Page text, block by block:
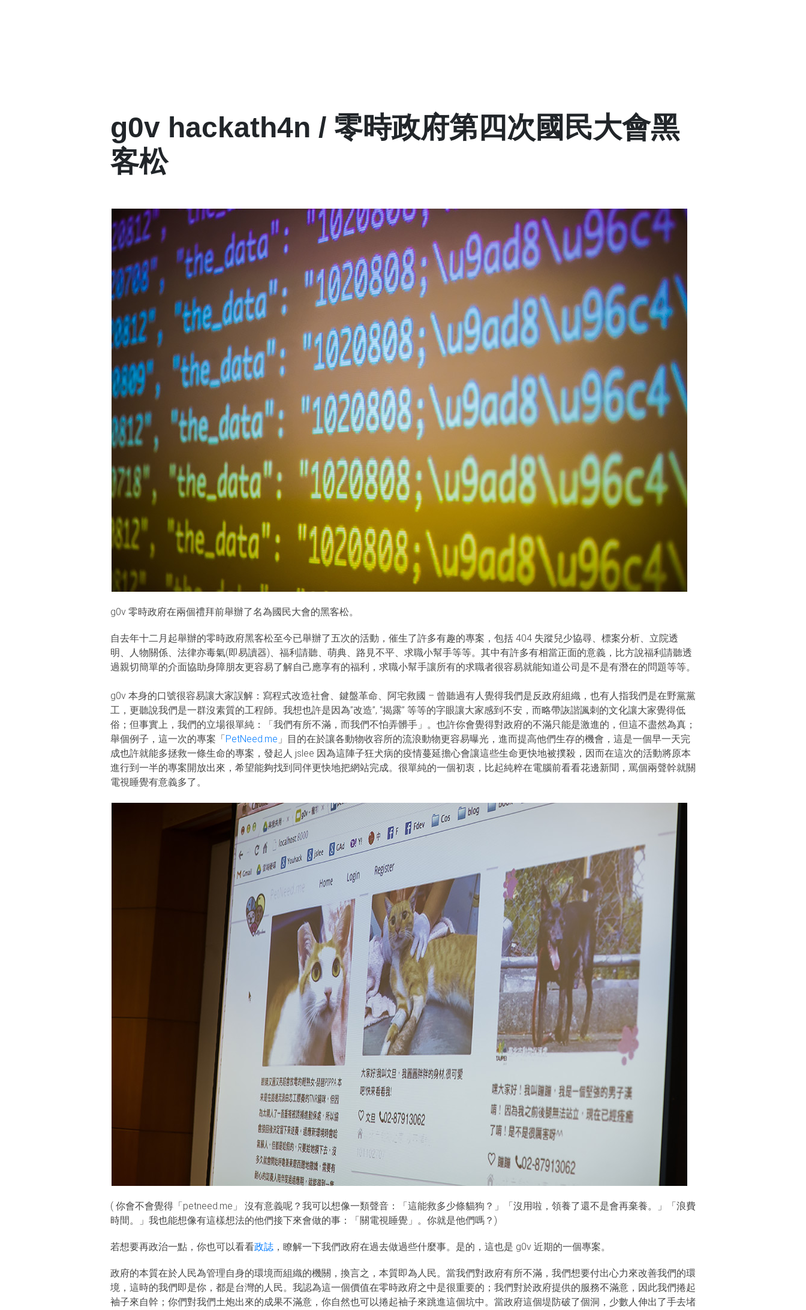
g0v hackath4n / 零時政府第四次國民大會黑
客松
g0v 零時政府在兩個禮拜前舉辦了名為國民大會的黑客松。
自去年十二月起舉辦的零時政府黑客松至今已舉辦了五次的活動，催生了許多有趣的專案，包括 404 失蹤兒少協尋、標案分析、立院透
明、人物關係、法律亦毒氣(即易讀器)、福利請聽、萌典、路見不平、求職小幫手等等。其中有許多有相當正面的意義，比方說福利請聽透
過親切簡單的介面協助身障朋友更容易了解自己應享有的福利，求職小幫手讓所有的求職者很容易就能知道公司是不是有潛在的問題等等。
g0v 本身的口號很容易讓大家誤解：寫程式改造社會、鍵盤革命、阿宅救國 – 曾聽過有人覺得我們是反政府組織，也有人指我們是在野黨黨
工，更聽說我們是一群沒素質的工程師。我想也許是因為”改造”, “揭露” 等等的字眼讓大家感到不安，而略帶詼諧諷刺的文化讓大家覺得低
俗；但事實上，我們的立場很單純：「我們有所不滿，而我們不怕弄髒手 」。也許你會覺得對政府的不滿只能是激進的，但這不盡然為真；
舉個例子，這一次的專案「PetNeed.me 」目的在於讓各動物收容所的流浪動物更容易曝光，進而提高他們生存的機會，這是一個早一天完
成也許就能多拯救一條生命的專案，發起人 jslee 因為這陣子狂犬病的疫情蔓延擔心會讓這些生命更快地被撲殺，因而在這次的活動將原本
進行到一半的專案開放出來，希望能夠找到同伴更快地把網站完成。很單純的一個初衷，比起純粹在電腦前看看花邊新聞，罵個兩聲幹就關
電視睡覺有意義多了。
( 你會不會覺得「petneed.me」 沒有意義呢？我可以想像一類聲音：「這能救多少條貓狗？」「沒用啦，領養了還不是會再棄養。」「浪費
時間。」我也能想像有這樣想法的他們接下來會做的事：「關電視睡覺」。你就是他們嗎？)
若想要再政治一點，你也可以看看政誌 ，瞭解一下我們政府在過去做過些什麼事。是的，這也是 g0v 近期的一個專案。
政府的本質在於人民為管理自身的環境而組織的機關，換言之，本質即為人民。當我們對政府有所不滿，我們想要付出心力來改善我們的環
境，這時的我們即是你，都是台灣的人民。我認為這一個價值在零時政府之中是很重要的；我們對於政府提供的服務不滿意，因此我們捲起
袖子來自幹；你們對我們土炮出來的成果不滿意，你自然也可以捲起袖子來跳進這個坑中。當政府這個堤防破了個洞，少數人伸出了手去堵